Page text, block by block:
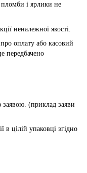
пломби і ярлики не
неналежної якості.
оплату або касовий
передбачено
заявою. (приклад заяви
в цілій упаковці згідно